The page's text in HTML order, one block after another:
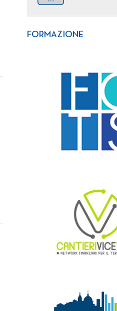
FORMAZIONE